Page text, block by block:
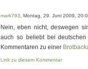
mark793 , Montag, 29. Juni 2009,
Nein, eben nicht, deswegen
auch so beliebt bei
Kommentaren zu einer
Link zu diesem Kommentar